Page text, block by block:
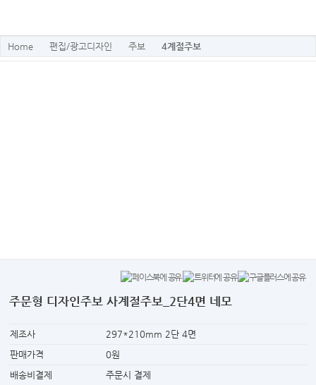
Home 편집/광고디자인 주보 4계절주보
주문형 디자인주보 사계절주보_2단4면 네모
제조사
297*210mm 2단 4면
판매가격
0원
배송비결제
주문시 결제